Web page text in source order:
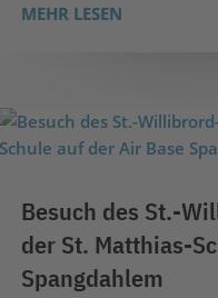
MEHR LESEN
Besuch des St.-
der St. Matthias-
Spangdahlem